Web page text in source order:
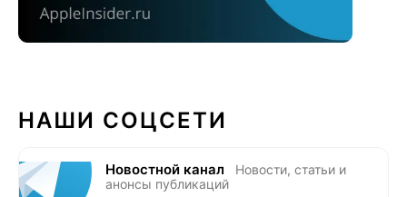
НАШИ СОЦСЕТИ
Новостной канал
Новости, статьи и
анонсы публикаций